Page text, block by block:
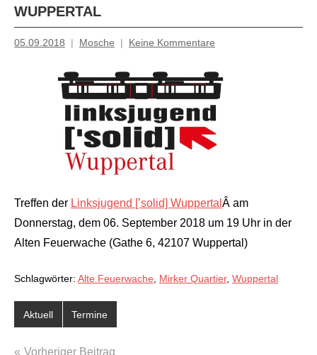
WUPPERTAL
05.09.2018 Mosche Keine Kommentare
Treffen der Linksjugend [’solid] Wuppertal Â am
Donnerstag, dem 06. September 2018 um 19 Uhr in der
Alten Feuerwache (Gathe 6, 42107 Wuppertal)
Schlagwörter: Alte Feuerwache Mirker Quartier, Wuppertal
Aktuell Termine
Vorheriger Beitrag